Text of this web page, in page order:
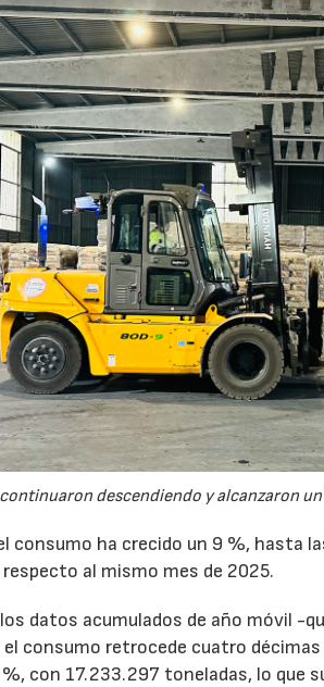
descendiendo y alcanzaron
consumo ha crecido un 9 %, hasta
al mismo mes de 2025.
datos acumulados de año móvil -
consumo retrocede cuatro
con 17.233.297 toneladas, lo que